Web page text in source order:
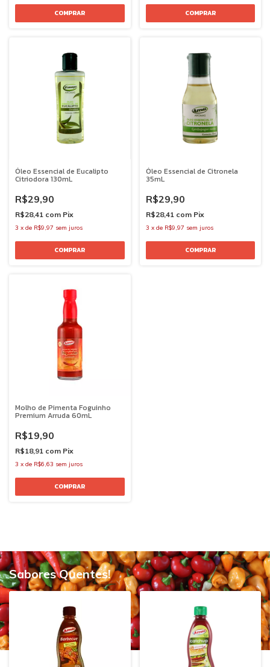
Óleo Essencial de Eucalipto
Citriodora 130mL
R$29,90
R$28,41 com Pix
3 x de R$9,97 sem juros
Óleo Essencial de Citronela
35mL
R$29,90
R$28,41 com Pix
3 x de R$9,97 sem juros
Molho de Pimenta Foguinho
Premium Arruda 60mL
R$19,90
R$18,91 com Pix
3 x de R$6,63 sem juros
Sabores Quentes!